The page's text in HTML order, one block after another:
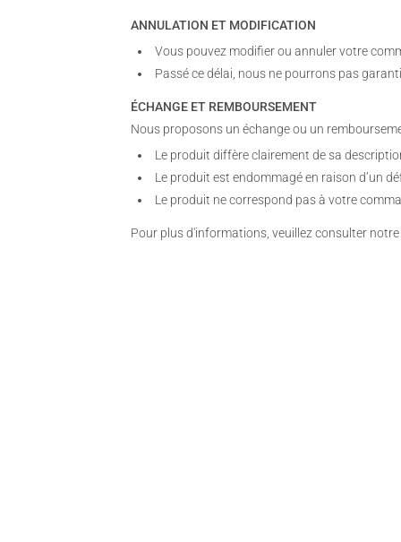
ANNULATION ET MODIFICATION
Vous pouvez modifier ou annuler votre
Passé ce délai, nous ne pourrons pas
ÉCHANGE ET REMBOURSEMENT
Nous proposons un échange ou un
Le produit diffère clairement de sa
Le produit est endommagé en raison d’un
Le produit ne correspond pas à votre
Pour plus d'informations, veuillez consulter